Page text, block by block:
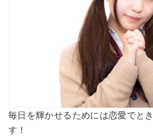
毎日を輝かせるためには恋愛でと
す！